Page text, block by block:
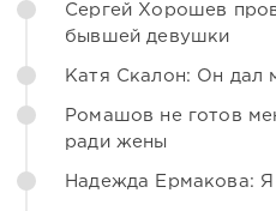
Сергей Хорошев
бывшей девушки
Катя Скалон: Он дал
Ромашов не готов
ради жены
Надежда Ермакова: Я